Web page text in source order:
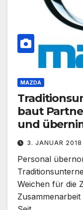
MAZDA
baut
und
3. JANUAR 2018
Personal
Weichen für die